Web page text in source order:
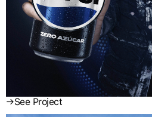
→See Project